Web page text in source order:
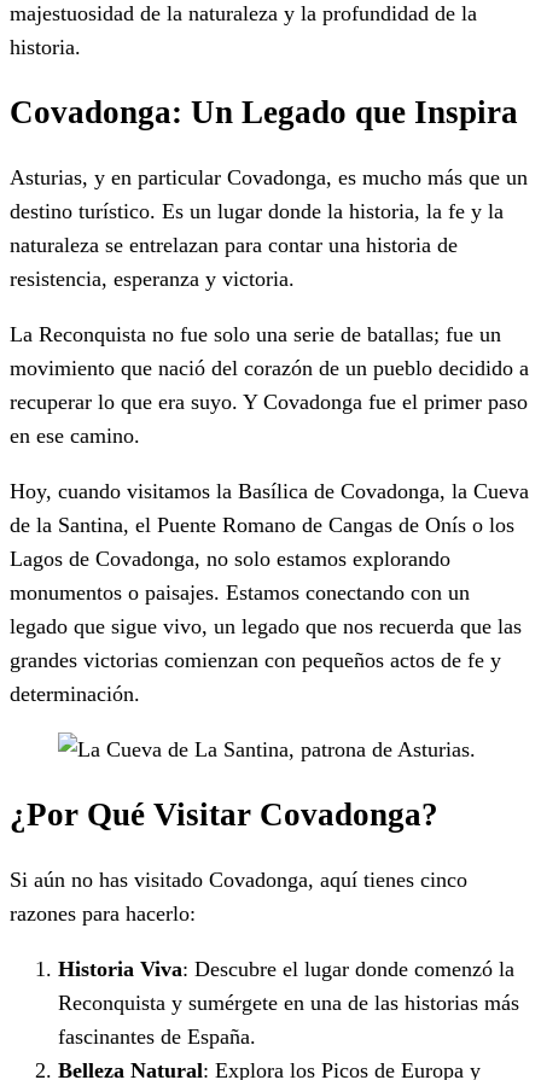
majestuosidad de la naturaleza y la profundidad de la
historia.
Covadonga: Un Legado que Inspira
Asturias, y en particular Covadonga, es mucho más que un
destino turístico. Es un lugar donde la historia, la fe y la
naturaleza se entrelazan para contar una historia de
resistencia, esperanza y victoria.
La Reconquista no fue solo una serie de batallas; fue un
movimiento que nació del corazón de un pueblo decidido a
recuperar lo que era suyo. Y Covadonga fue el primer paso
en ese camino.
Hoy, cuando visitamos la Basílica de Covadonga, la Cueva
de la Santina, el Puente Romano de Cangas de Onís o los
Lagos de Covadonga, no solo estamos explorando
monumentos o paisajes. Estamos conectando con un
legado que sigue vivo, un legado que nos recuerda que las
grandes victorias comienzan con pequeños actos de fe y
determinación.
¿Por Qué Visitar Covadonga?
Si aún no has visitado Covadonga, aquí tienes cinco
razones para hacerlo:
Historia Viva: Descubre el lugar donde comenzó la
Reconquista y sumérgete en una de las historias más
fascinantes de España.
Belleza Natural: Explora los Picos de Europa y